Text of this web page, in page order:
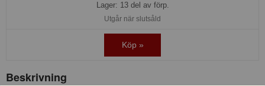
Lager: 13 del av förp.
Utgår när slutsåld
Köp »
Beskrivning